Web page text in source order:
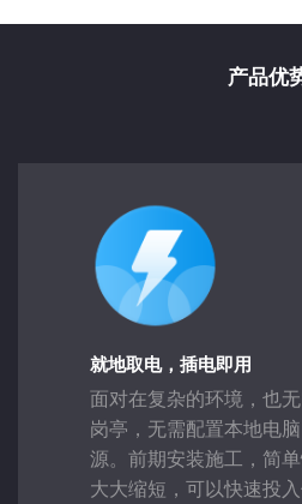
产品优
就地取电，插电即用
面对在复杂的环境，也
岗亭，无需配置本地电
源。前期安装施工，简
大大缩短，可以快速投